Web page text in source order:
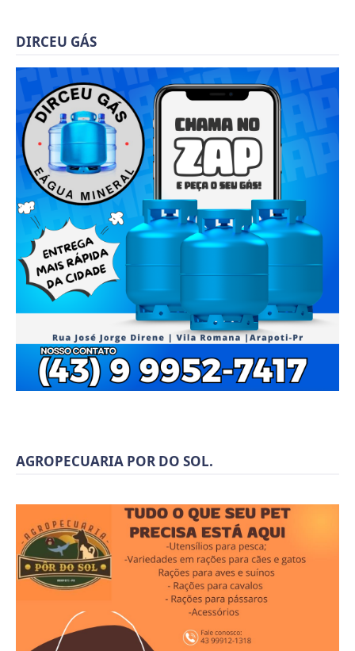
DIRCEU GÁS
AGROPECUARIA POR DO SOL.